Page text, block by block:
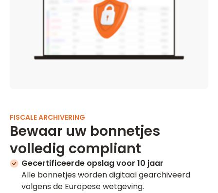
FISCALE ARCHIVERING
Bewaar uw bonnetjes
volledig compliant
Gecertificeerde opslag voor 10 jaar
Alle bonnetjes worden digitaal gearchiveerd
volgens de Europese wetgeving.